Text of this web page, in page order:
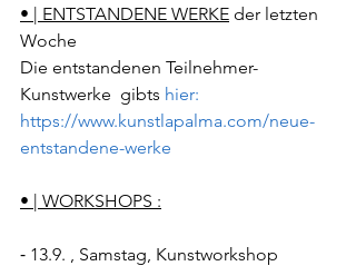
• | ENTSTANDENE WERKE der letzten
Woche
Die entstandenen Teilnehmer-
Kunstwerke  gibts hier:
https://www.kunstlapalma.com/neue-
entstandene-werke
• | WORKSHOPS :
⁃ 13.9. , Samstag, Kunstworkshop